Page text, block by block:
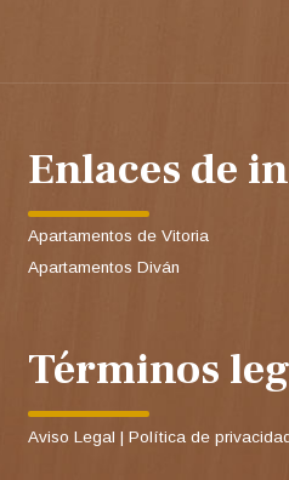
Enlaces de
Apartamentos de Vitoria
Apartamentos Diván
Términos
Aviso Legal | Política de